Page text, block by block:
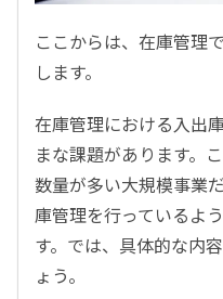
ここからは、在庫管理
します。
在庫管理における入出
まな課題があります。
数量が多い大規模事業
庫管理を行っているよ
す。では、具体的な内
ょう。